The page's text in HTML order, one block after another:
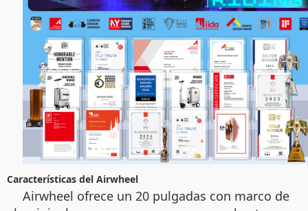
Características del Airwheel
Airwheel ofrece un 20 pulgadas con marco de